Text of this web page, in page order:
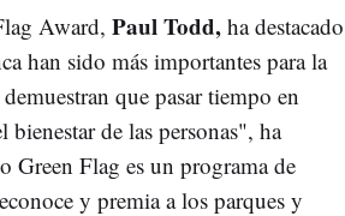
Award, Paul Todd,ha destacado
han sido más importantes para la
que pasar tiempo en
bienestar de las personas", ha
Green Flag es un programa de
y premia a los parques y